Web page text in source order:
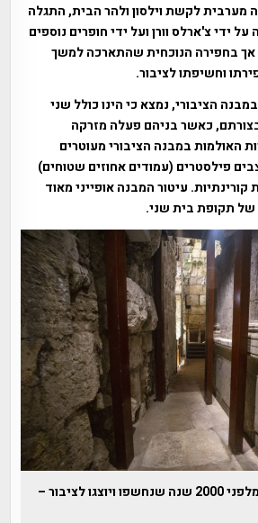
לקשת וילסון ולהר הבית, התגלה
19 לספירה על ידי צ'ארלס וורן ועל ידי חופרים נוספים
בחפירה הנוכחית שהתארכה למשך
וחשיפתו לציבור.
הציבורי, נמצא כי הינו כולל שני
כאשר בניהם פעלה מזרקה
האולמות במבנה הציבורי מעוטרים
פילסטרים (עמודים אחוזים שטוחים)
עיטור המבנה אופייני מאוד
של תקופת בית שני.
שרידי המבנה המפואר מלפני 2000 שנה שנחשפו ויוצגו לציבור –